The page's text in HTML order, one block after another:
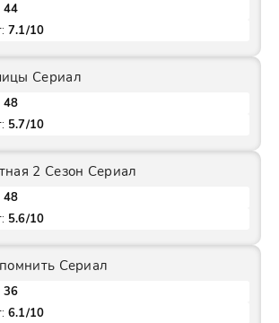
44
7.1/10
Сериал
48
5.7/10
2 Сезон Сериал
48
5.6/10
Сериал
36
6.1/10